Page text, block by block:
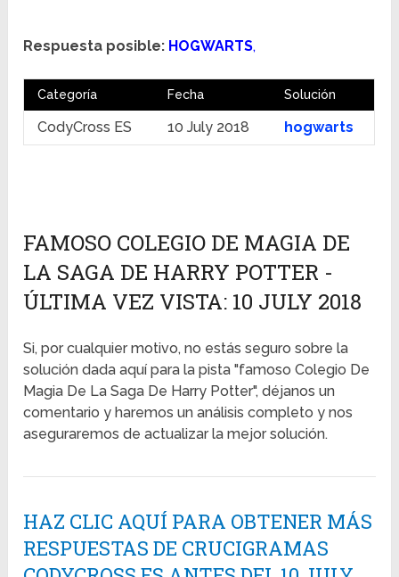
Respuesta posible: HOGWARTS,
Categoría Fecha Solución
CodyCross ES 10 July 2018 hogwarts
FAMOSO COLEGIO DE MAGIA DE
LA SAGA DE HARRY POTTER -
ÚLTIMA VEZ VISTA: 10 JULY 2018
Si, por cualquier motivo, no estás seguro sobre la
solución dada aquí para la pista "famoso Colegio De
Magia De La Saga De Harry Potter", déjanos un
comentario y haremos un análisis completo y nos
aseguraremos de actualizar la mejor solución.
HAZ CLIC AQUÍ PARA OBTENER MÁS
RESPUESTAS DE CRUCIGRAMAS